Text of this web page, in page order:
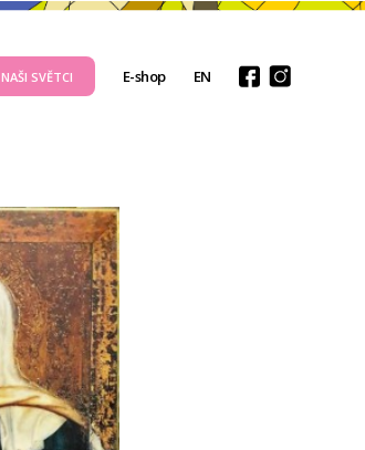
NAŠI SVĚTCI E-shop EN